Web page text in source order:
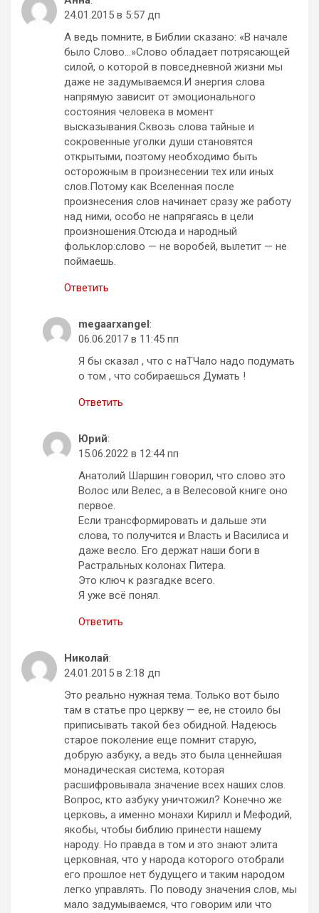
24.01.2015 в 5:57 дп
А ведь помните, в Библии сказано: «В начале
было Слово…»Слово обладает потрясающей
силой, о которой в повседневной жизни мы
даже не задумываемся.И энергия слова
напрямую зависит от эмоционального
состояния человека в момент
высказывания.Сквозь слова тайные и
сокровенные уголки души становятся
открытыми, поэтому необходимо быть
осторожным в произнесении тех или иных
слов.Потому как Вселенная после
произнесения слов начинает сразу же работу
над ними, особо не напрягаясь в цели
произношения.Отсюда и народный
фольклор:слово — не воробей, вылетит — не
поймаешь.
Ответить
megaarxangel:
06.06.2017 в 11:45 пп
Я бы сказал , что с наТЧало надо подумать
о том , что собираешься Думать !
Ответить
Юрий:
15.06.2022 в 12:44 пп
Анатолий Шаршин говорил, что слово это
Волос или Велес, а в Велесовой книге оно
первое.
Если трансформировать и дальше эти
слова, то получится и Власть и Василиса и
даже весло. Его держат наши боги в
Растральных колонах Питера.
Это ключ к разгадке всего.
Я уже всё понял.
Ответить
Николай:
24.01.2015 в 2:18 дп
Это реально нужная тема. Только вот было
там в статье про церкву — ее, не стоило бы
приписывать такой без обидной. Надеюсь
старое поколение еще помнит старую,
добрую азбуку, а ведь это была ценнейшая
монадическая система, которая
расшифровывала значение всех наших слов.
Вопрос, кто азбуку уничтожил? Конечно же
церковь, а именно монахи Кирилл и Мефодий,
якобы, чтобы библию принести нашему
народу. Но правда в том и это знают элита
церковная, что у народа которого отобрали
его прошлое нет будущего и таким народом
легко управлять. По поводу значения слов, мы
мало задумываемся, что говорим или что